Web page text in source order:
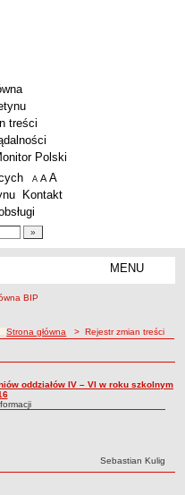
treści
Polski
A pomniejsz czcionkę
A standardowy rozmiar czcionki
A
Kontakt
MENU
nawigacji
Strona główna > Rejestr zmian treści
oddziałów IV – VI w roku szkolnym
Autor:
Sebastian Kulig